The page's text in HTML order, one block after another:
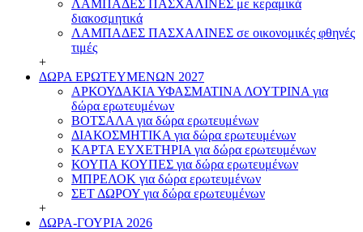
ΛΑΜΠΑΔΕΣ ΠΑΣΧΑΛΙΝΕΣ με κεραμικά
διακοσμητικά
ΛΑΜΠΑΔΕΣ ΠΑΣΧΑΛΙΝΕΣ σε οικονομικές φθηνές
τιμές
+
ΔΩΡΑ ΕΡΩΤΕΥΜΕΝΩΝ 2027
ΑΡΚΟΥΔΑΚΙΑ ΥΦΑΣΜΑΤΙΝΑ ΛΟΥΤΡΙΝΑ για
δώρα ερωτευμένων
ΒΟΤΣΑΛΑ για δώρα ερωτευμένων
ΔΙΑΚΟΣΜΗΤΙΚΑ για δώρα ερωτευμένων
ΚΑΡΤΑ ΕΥΧΕΤΗΡΙΑ για δώρα ερωτευμένων
ΚΟΥΠΑ ΚΟΥΠΕΣ για δώρα ερωτευμένων
ΜΠΡΕΛΟΚ για δώρα ερωτευμένων
ΣΕΤ ΔΩΡΟΥ για δώρα ερωτευμένων
+
ΔΩΡΑ-ΓΟΥΡΙΑ 2026